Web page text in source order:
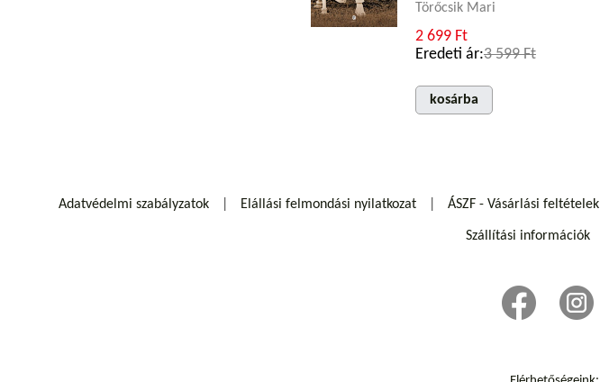
Törőcsik Mari
2 699 Ft
Eredeti ár:3 599 Ft
kosárba
Adatvédelmi szabályzatok Elállási felmondási nyilatkozat ÁSZF - Vásárlási feltételek
Szállítási információk